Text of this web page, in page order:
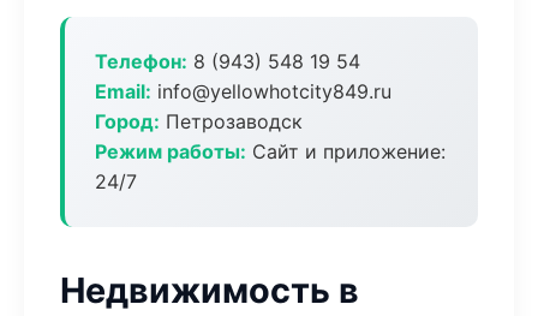
Телефон: 8 (943) 548 19 54
Email: info@yellowhotcity849.ru
Город: Петрозаводск
Режим работы: Сайт и приложение:
24/7
Недвижимость в